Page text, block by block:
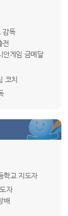
감독
전
안게임 금메달
코치
학교 지도자
자
배